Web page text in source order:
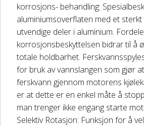
korrosjons- behandling:
aluminiumsoverflaten med et sterkt
utvendige deler i aluminium.
korrosjonsbeskyttelsen bidrar til å
totale holdbarhet.
for bruk av vannslangen som gjør
ferskvann gjennom motorens
er at dette er en enkel måte å
man trenger ikke engang starte
Selektiv Rotasjon: Funksjon for å